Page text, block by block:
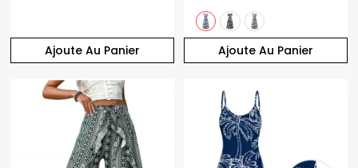
Ajoute Au Panier Ajoute Au Panier